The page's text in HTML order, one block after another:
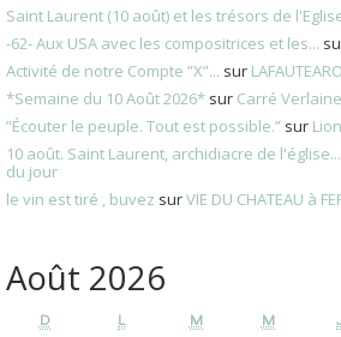
Saint Laurent (10 août) et les trésors de
-62- Aux USA avec les compositrices et les...
Activité de notre Compte ”X”... sur
*Semaine du 10 Août 2026* sur Carré Verlaine
”Écouter le peuple. Tout est possible.” sur
10 août. Saint Laurent, archidiacre de l'église...
du jour
le vin est tiré , buvez surVIE DU CHATEAU à
Août 2026
D L M M